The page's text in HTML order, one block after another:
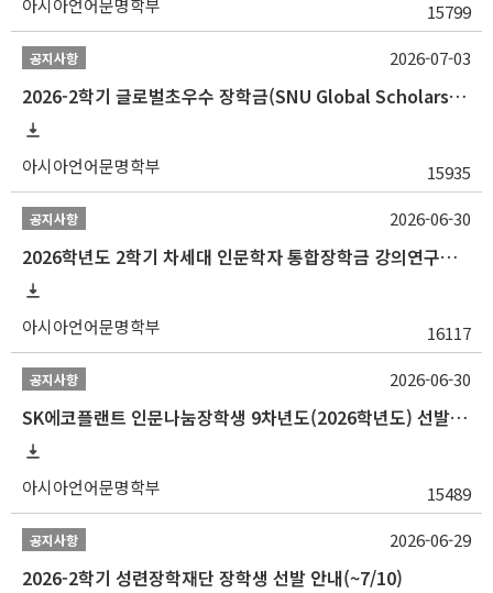
아시아언어문명학부 15799
공지사항
2026-2학기 글로벌초우수 장학금(SNU Global Scholarship, GS) 신청 안내(~7/12 23:00)
아시아언어문명학부 15935
2026-07-03
공지사항
2026학년도 2학기 차세대 인문학자 통합장학금 강의연구조교 선발 안내(~7/8)
아시아언어문명학부 16117
2026-06-30
공지사항
SK에코플랜트 인문나눔장학생 9차년도(2026학년도) 선발 안내(~7/20)
아시아언어문명학부 15489
2026-06-30
공지사항
2026-2학기 성련장학재단 장학생 선발 안내(~7/10)
2026-06-29